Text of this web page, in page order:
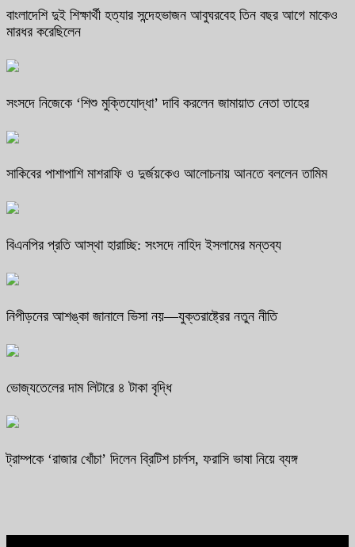
বাংলাদেশি দুই শিক্ষার্থী হত্যার সন্দেহভাজন আবুঘরবেহ তিন বছর আগে মাকেও
মারধর করেছিলেন
সংসদে নিজেকে ‘শিশু মুক্তিযোদ্ধা’ দাবি করলেন জামায়াত নেতা তাহের
সাকিবের পাশাপাশি মাশরাফি ও দুর্জয়কেও আলোচনায় আনতে বললেন তামিম
বিএনপির প্রতি আস্থা হারাচ্ছি: সংসদে নাহিদ ইসলামের মন্তব্য
নিপীড়নের আশঙ্কা জানালে ভিসা নয়—যুক্তরাষ্ট্রের নতুন নীতি
ভোজ্যতেলের দাম লিটারে ৪ টাকা বৃদ্ধি
ট্রাম্পকে ‘রাজার খোঁচা’ দিলেন ব্রিটিশ চার্লস, ফরাসি ভাষা নিয়ে ব্যঙ্গ